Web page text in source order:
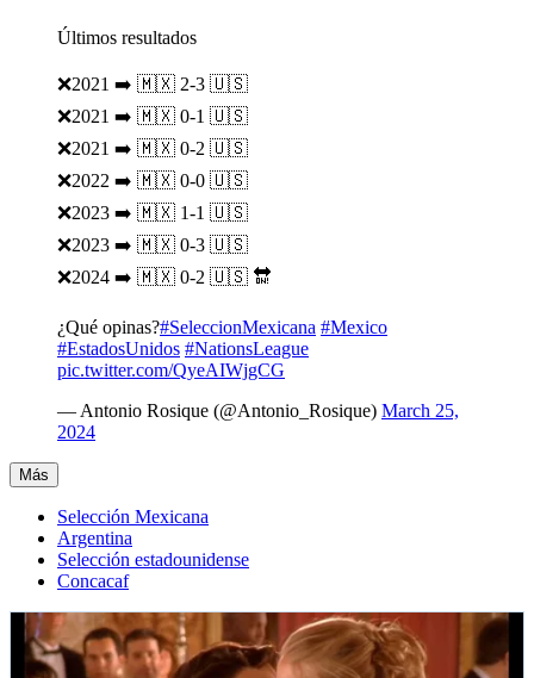
Últimos resultados
❌2021 ➡️ 🇲🇽 2-3 🇺🇸
❌2021 ➡️ 🇲🇽 0-1 🇺🇸
❌2021 ➡️ 🇲🇽 0-2 🇺🇸
❌2022 ➡️ 🇲🇽 0-0 🇺🇸
❌2023 ➡️ 🇲🇽 1-1 🇺🇸
❌2023 ➡️ 🇲🇽 0-3 🇺🇸
❌2024 ➡️ 🇲🇽 0-2 🇺🇸 🔛
¿Qué opinas?#SeleccionMexicana #Mexico
#EstadosUnidos #NationsLeague
pic.twitter.com/QyeAIWjgCG
— Antonio Rosique (@Antonio_Rosique) March 25,
2024
Más
Selección Mexicana
Argentina
Selección estadounidense
Concacaf